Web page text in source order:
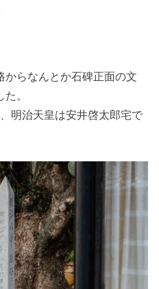
からなんとか石碑正面の文
。
明治天皇は安井啓太郎宅で